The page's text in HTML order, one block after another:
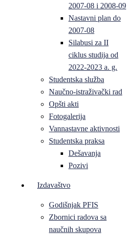
2007-08 i 2008-09
Nastavni plan do
2007-08
Silabusi za II
ciklus studija od
2022-2023 a. g.
Studentska služba
Naučno-istraživački rad
Opšti akti
Fotogalerija
Vannastavne aktivnosti
Studentska praksa
Dešavanja
Pozivi
Izdavaštvo
Godišnjak PFIS
Zbornici radova sa
naučnih skupova